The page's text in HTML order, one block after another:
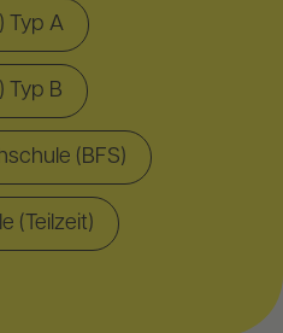
Typ A
Typ B
(BFS)
(Teilzeit)